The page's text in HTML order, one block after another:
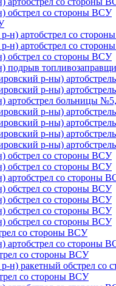
обстрел со стороны ВСУ
н) артобстрел со
н) артобстрел со
обстрел со стороны ВСУ
подрыв
р-ны)
р-ны)
артобстрел больницы
р-ны)
р-ны)
р-ны)
р-ны)
обстрел со стороны ВСУ
обстрел со стороны ВСУ
артобстрел со стороны
обстрел со стороны ВСУ
обстрел со стороны ВСУ
обстрел со стороны ВСУ
обстрел со стороны ВСУ
со стороны ВСУ
артобстрел со стороны
со стороны ВСУ
н) ракетный обстрел со
со стороны ВСУ